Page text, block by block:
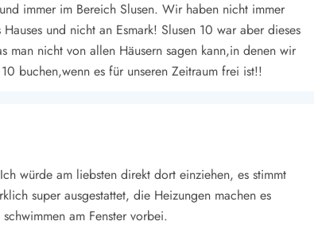
immer im Bereich Slusen. Wir haben nicht immer
und nicht an Esmark! Slusen 10 war aber dieses
nicht von allen Häusern sagen kann,in denen wir
buchen,wenn es für unseren Zeitraum frei ist!!
würde am liebsten direkt dort einziehen, es stimmt
super ausgestattet, die Heizungen machen es
am Fenster vorbei.